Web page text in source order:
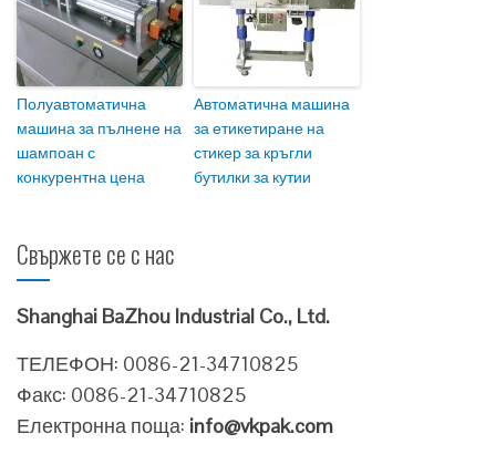
Полуавтоматична
машина за пълнене на
шампоан с
конкурентна цена
Автоматична машина
за етикетиране на
стикер за кръгли
бутилки за кутии
Свържете се с нас
Shanghai BaZhou Industrial Co., Ltd.
ТЕЛЕФОН: 0086-21-34710825
Факс: 0086-21-34710825
Електронна поща: info@vkpak.com